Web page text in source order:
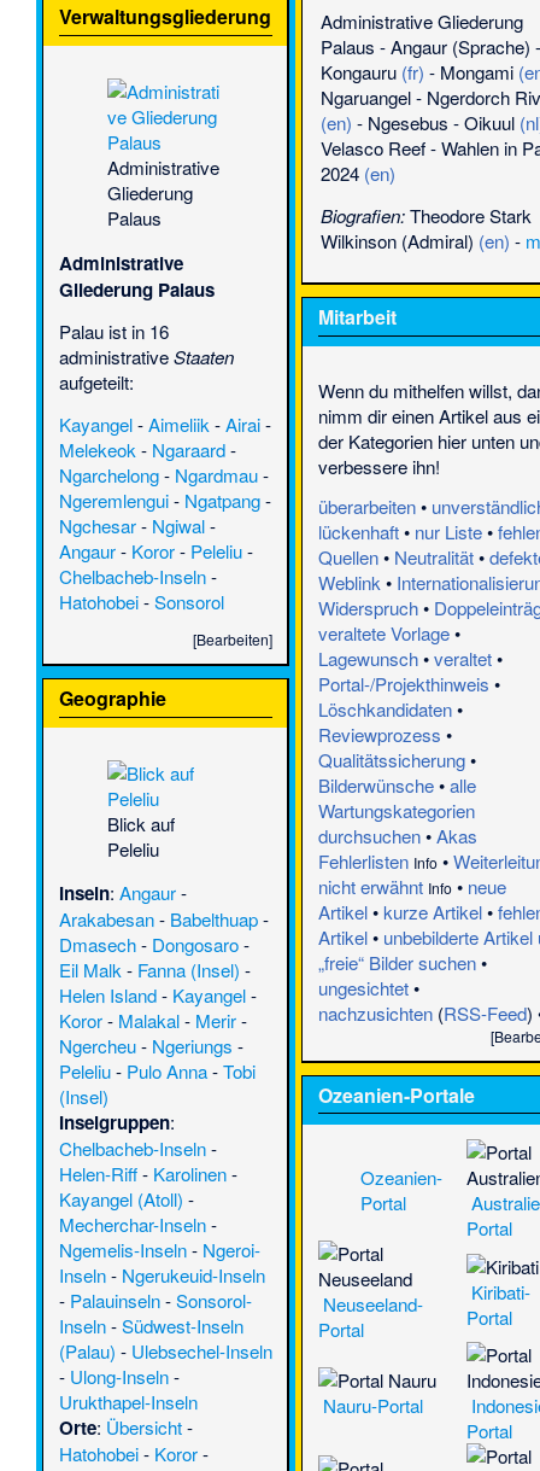
Verwaltungsgliederung
Administrative
Gliederung
Palaus
Administrative
Gliederung Palaus
Palau ist in 16
administrativeStaaten
aufgeteilt:
Kayangel-Aimeliik -Airai-
Melekeok - Ngaraard-
Ngarchelong- Ngardmau-
Ngeremlengui- Ngatpang-
Ngchesar- Ngiwal-
Angaur- Koror- Peleliu-
Chelbacheb-Inseln-
Hatohobei-Sonsorol
[Bearbeiten]
Geographie
Blick auf
Peleliu
Inseln: Angaur-
Arakabesan- Babelthuap-
Dmasech- Dongosaro-
Eil Malk- Fanna (Insel) -
Helen Island- Kayangel-
Koror- Malakal- Merir-
Ngercheu- Ngeriungs -
Peleliu- Pulo Anna-Tobi
(Insel)
Inselgruppen:
Chelbacheb-Inseln-
Helen-Riff- Karolinen-
Kayangel (Atoll) -
Mecherchar-Inseln-
Ngemelis-Inseln- Ngeroi-
Inseln- Ngerukeuid-Inseln
- Palauinseln-Sonsorol-
Inseln-Südwest-Inseln
(Palau) - Ulebsechel-Inseln
- Ulong-Inseln-
Urukthapel-Inseln
Orte: Übersicht-
Hatohobei- Koror-
Administrative Gliederung
Palaus -Angaur (Sprache) -
Kongauru (fr) - Mongami
Ngaruangel- Ngerdorch
(en) - Ngesebus -Oikuul
Velasco Reef-Wahlen in
2024 (en)
Biografien:Theodore Stark
Wilkinson (Admiral) (en) -
Mitarbeit
Wenn du mithelfen willst,
nimm dir einen Artikel aus
der Kategorien hier unten
verbessere ihn!
überarbeiten•
lückenhaft• nur Liste•
Quellen• Neutralität•
Weblink •
Widerspruch•
veraltete Vorlage•
Lagewunsch•veraltet•
Portal-/Projekthinweis •
Löschkandidaten•
Reviewprozess •
Qualitätssicherung•
Bilderwünsche•alle
Wartungskategorien
durchsuchen•Akas
Fehlerlisten Info•
nicht erwähnt Info• neue
Artikel•kurze Artikel•
Artikel• unbebilderte Artikel
„freie“ Bilder suchen•
ungesichtet•
nachzusichten(RSS-Feed)
[
Ozeanien-Portale
Ozeanien-
Portal
Portal
Neuseeland-
Portal
Kiribati-
Portal
Nauru-Portal
Portal